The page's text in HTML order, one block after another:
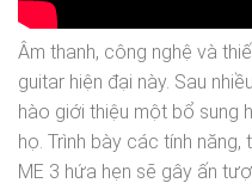
Âm thanh, công nghệ và
guitar hiện đại này. Sau
hào giới thiệu một bổ sung
họ. Trình bày các tính năng,
ME 3 hứa hẹn sẽ gây ấn